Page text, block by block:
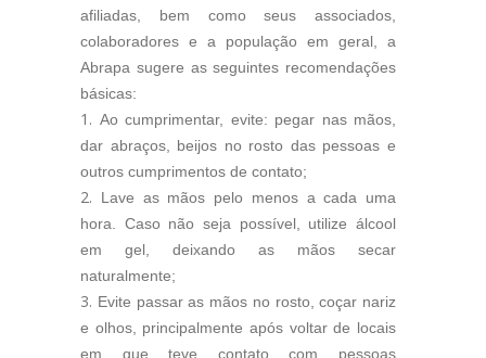
afiliadas, bem como seus associados,
colaboradores e a população em geral, a
Abrapa sugere as seguintes recomendações
básicas:
Ao cumprimentar, evite: pegar nas mãos,
dar abraços, beijos no rosto das pessoas e
outros cumprimentos de contato;
Lave as mãos pelo menos a cada uma
hora. Caso não seja possível, utilize álcool
em gel, deixando as mãos secar
naturalmente;
Evite passar as mãos no rosto, coçar nariz
e olhos, principalmente após voltar de locais
em que teve contato com pessoas